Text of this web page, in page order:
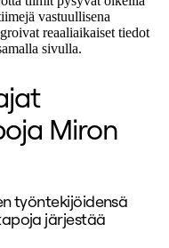
vastuullisena
reaaliaikaiset tiedot
sivulla.
Miron
työntekijöidensä
järjestää